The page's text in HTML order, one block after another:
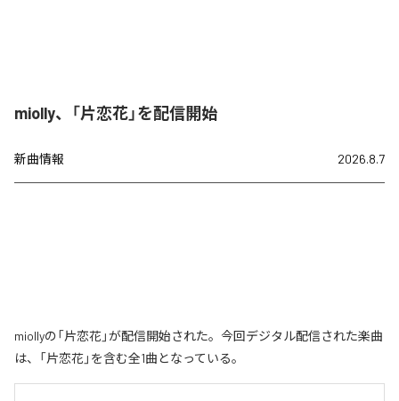
miolly、「片恋花」を配信開始
新曲情報 2026.8.7
miollyの「片恋花」が配信開始された。今回デジタル配信された楽曲
は、「片恋花」を含む全1曲となっている。